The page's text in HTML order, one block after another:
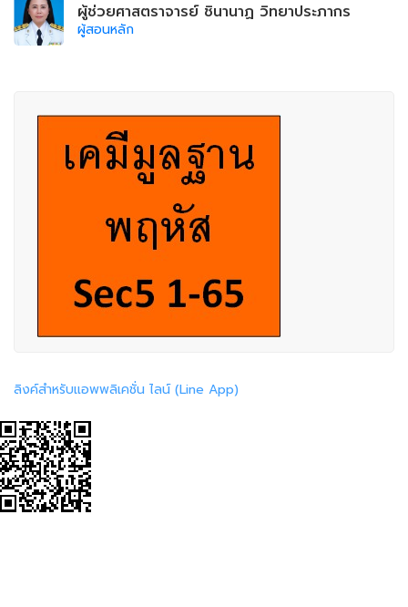
ผู้ช่วยศาสตราจารย์ ชินานาฏ วิทยาประภากร
ผู้สอนหลัก
ลิงค์สำหรับแอพพลิเคชั่น ไลน์ (Line App)